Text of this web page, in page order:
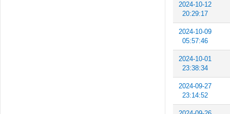
2024-10-12
20:29:17
2024-10-09
05:57:46
2024-10-01
23:38:34
2024-09-27
23:14:52